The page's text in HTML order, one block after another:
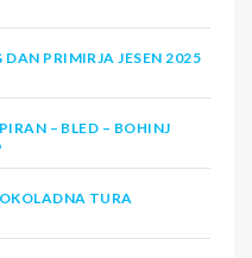
DAN PRIMIRJA JESEN 2025
– BLED – BOHINJ
TURA